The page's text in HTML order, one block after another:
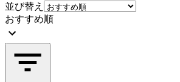
並び替え
おすすめ順